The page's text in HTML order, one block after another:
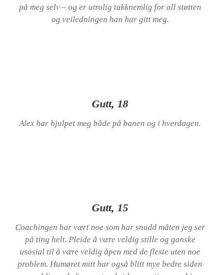
på meg selv – og er utrolig takknemlig for all støtten
og veiledningen han har gitt meg.
Gutt, 18
Alex har hjulpet meg både på banen og i hverdagen.
Gutt, 15
Coachingen har vært noe som har snudd måten jeg ser
på ting helt. Pleide å være veldig stille og ganske
usosial til å være veldig åpen med de fleste uten noe
problem. Humøret mitt har også blitt mye bedre siden